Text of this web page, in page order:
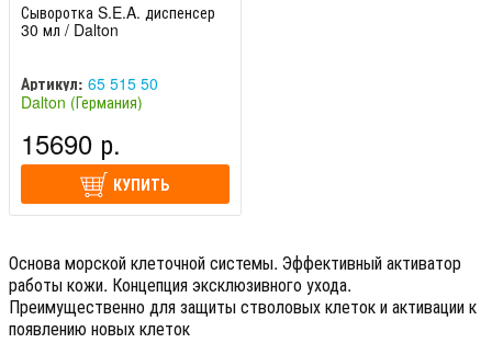
Сыворотка S.E.A. диспенсер
30 мл / Dalton
Артикул: 65 515 50
Dalton (Германия)
15690 р.
КУПИТЬ
Основа морской клеточной системы. Эффективный активатор
работы кожи. Концепция эксклюзивного ухода.
Преимущественно для защиты стволовых клеток и активации к
появлению новых клеток